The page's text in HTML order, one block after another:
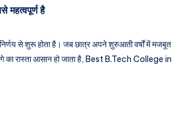
महत्वपूर्ण है
से शुरू होता है। जब छात्र अपने शुरुआती वर्षों में मजबूत
का रास्ता आसान हो जाता है, Best B.Tech College in